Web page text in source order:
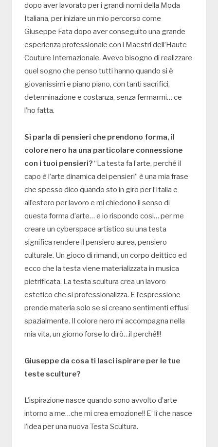
dopo aver lavorato per i grandi nomi della Moda
Italiana, per iniziare un mio percorso come
Giuseppe Fata dopo aver conseguito una grande
esperienza professionale con i Maestri dell’Haute
Couture Internazionale. Avevo bisogno di realizzare
quel sogno che penso tutti hanno quando si è
giovanissimi e piano piano, con tanti sacrifici,
determinazione e costanza, senza fermarmi… ce
l’ho fatta.
Si parla di pensieri che prendono forma, il
colore nero ha una particolare connessione
con i tuoi pensieri?“La testa fa l’arte, perché il
capo è l’arte dinamica dei pensieri” è una mia frase
che spesso dico quando sto in giro per l’Italia e
all’estero per lavoro e mi chiedono il senso di
questa forma d’arte… e io rispondo cosi… per me
creare un cyberspace artistico su una testa
significa rendere il pensiero aurea, pensiero
culturale. Un gioco di rimandi, un corpo deittico ed
ecco che la testa viene materializzata in musica
pietrificata. La testa scultura crea un lavoro
estetico che si professionalizza. E l’espressione
prende materia solo se si creano sentimenti effusi
spazialmente. Il colore nero mi accompagna nella
mia vita, un giorno forse lo dirò…il perché!!!
Giuseppe da cosa ti lasci ispirare per le tue
teste sculture?
L’ispirazione nasce quando sono avvolto d’arte
intorno a me…che mi crea emozione!! E’ lì che nasce
l’idea per una nuova Testa Scultura.